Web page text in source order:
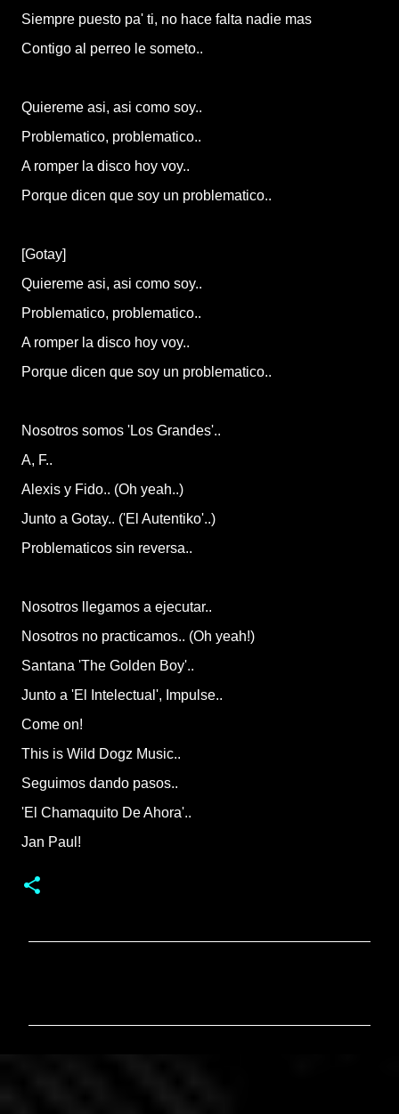
Siempre puesto pa' ti, no hace falta nadie mas
Contigo al perreo le someto..
Quiereme asi, asi como soy..
Problematico, problematico..
A romper la disco hoy voy..
Porque dicen que soy un problematico..
[Gotay]
Quiereme asi, asi como soy..
Problematico, problematico..
A romper la disco hoy voy..
Porque dicen que soy un problematico..
Nosotros somos 'Los Grandes'..
A, F..
Alexis y Fido.. (Oh yeah..)
Junto a Gotay.. ('El Autentiko'..)
Problematicos sin reversa..
Nosotros llegamos a ejecutar..
Nosotros no practicamos.. (Oh yeah!)
Santana 'The Golden Boy'..
Junto a 'El Intelectual', Impulse..
Come on!
This is Wild Dogz Music..
Seguimos dando pasos..
'El Chamaquito De Ahora'..
Jan Paul!